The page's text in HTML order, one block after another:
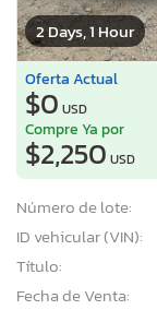
2 Days, 1 Hour
Oferta Actual
$0 USD
Compre Ya por
$2,250 USD
Número de lote:
ID vehicular (VIN):
Título:
Fecha de Venta: